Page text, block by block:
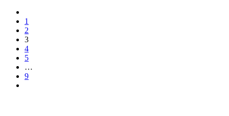
1
2
3
4
5
…
9